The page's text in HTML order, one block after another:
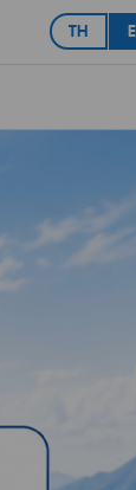
TH